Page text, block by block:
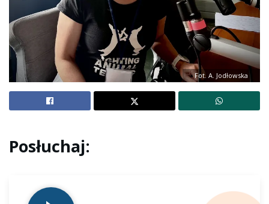
Fot. A. Jodłowska
Posłuchaj:
plików